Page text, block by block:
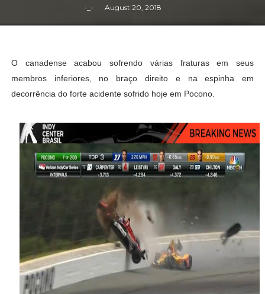
-_- August 20, 2018
O canadense acabou sofrendo várias fraturas em seus
membros inferiores, no braço direito e na espinha em
decorrência do forte acidente sofrido hoje em Pocono.